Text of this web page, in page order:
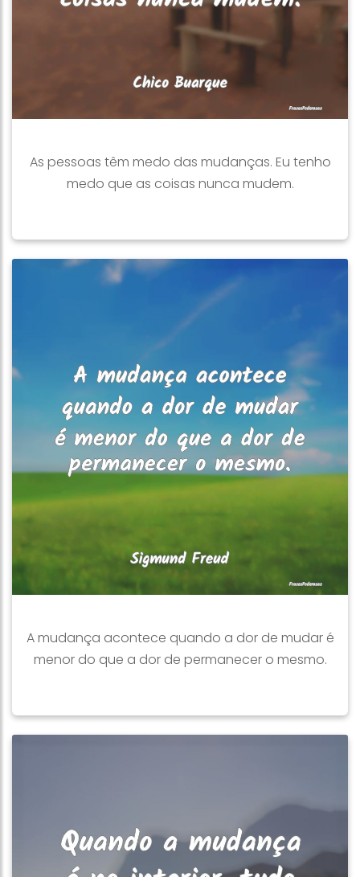
As pessoas têm medo das mudanças. Eu tenho
medo que as coisas nunca mudem.
A mudança acontece quando a dor de mudar é
menor do que a dor de permanecer o mesmo.